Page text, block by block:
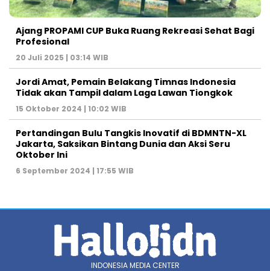
Ajang PROPAMI CUP Buka Ruang Rekreasi Sehat Bagi
Profesional
20 Juli 2025 | 03:14 WIB
Jordi Amat, Pemain Belakang Timnas Indonesia
Tidak akan Tampil dalam Laga Lawan Tiongkok
15 Oktober 2024 | 10:02 WIB
Pertandingan Bulu Tangkis Inovatif di BDMNTN-XL
Jakarta, Saksikan Bintang Dunia dan Aksi Seru
Oktober Ini
6 September 2024 | 17:55 WIB
INDONESIA MEDIA CENTER